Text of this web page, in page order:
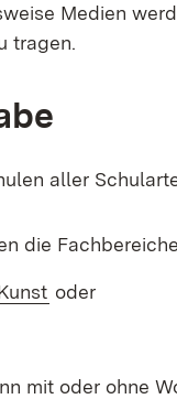
Medien
tragen.
aller
die Fachbereiche
oder
mit oder ohne